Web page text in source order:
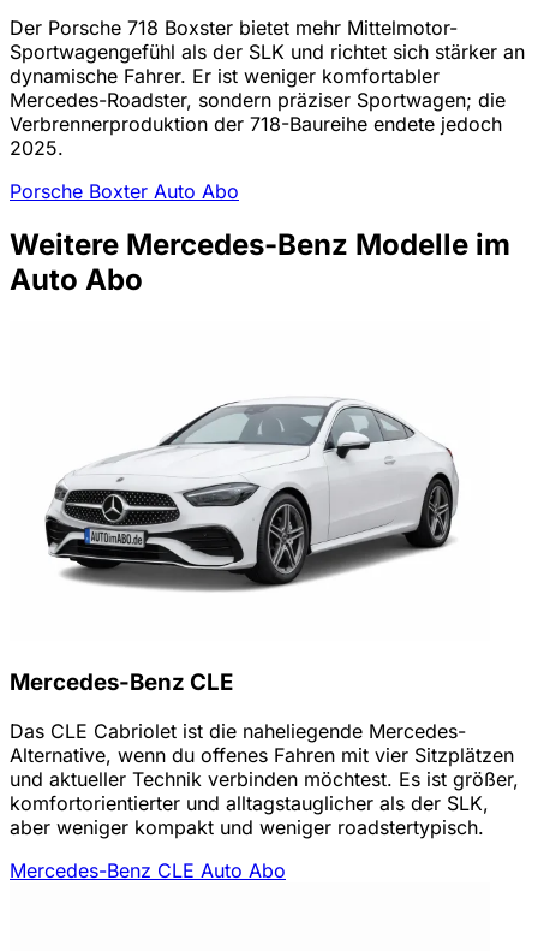
Der Porsche 718 Boxster bietet mehr Mittelmotor-
Sportwagengefühl als der SLK und richtet sich stärker an
dynamische Fahrer. Er ist weniger komfortabler
Mercedes-Roadster, sondern präziser Sportwagen; die
Verbrennerproduktion der 718-Baureihe endete jedoch
2025.
Porsche Boxter Auto Abo
Weitere Mercedes-Benz Modelle im
Auto Abo
Mercedes-Benz CLE
Das CLE Cabriolet ist die naheliegende Mercedes-
Alternative, wenn du offenes Fahren mit vier Sitzplätzen
und aktueller Technik verbinden möchtest. Es ist größer,
komfortorientierter und alltagstauglicher als der SLK,
aber weniger kompakt und weniger roadstertypisch.
Mercedes-Benz CLE Auto Abo